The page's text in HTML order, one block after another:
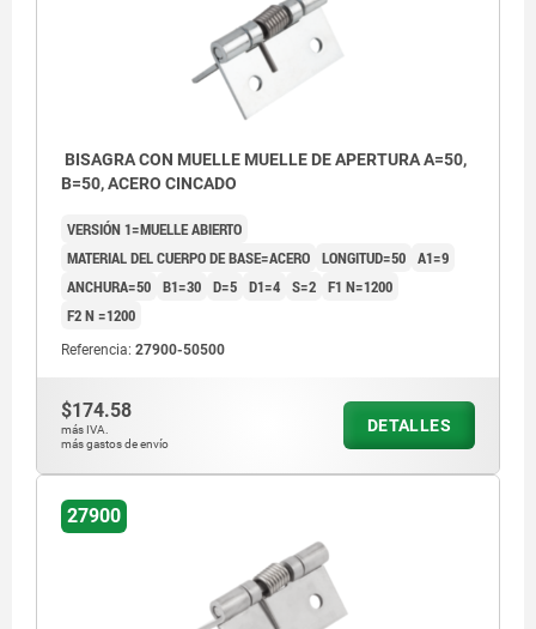
BISAGRA CON MUELLE MUELLE DE APERTURA A=50,
B=50, ACERO CINCADO
VERSIÓN 1=MUELLE ABIERTO
MATERIAL DEL CUERPO DE BASE=ACERO LONGITUD=50 A1=9
ANCHURA=50 B1=30 D=5 D1=4 S=2 F1 N=1200
F2 N =1200
Referencia: 27900-50500
$174.58
más IVA.
más gastos de envío
DETALLES
27900